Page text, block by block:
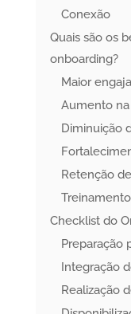
Conexão
Quais são os
onboarding?
Maior
Aumento
Diminuição
Retenção
Checklist do
Preparação
Integração
Realização